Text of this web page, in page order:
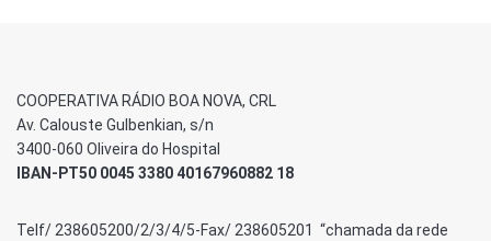
COOPERATIVA RÁDIO BOA NOVA, CRL
Av. Calouste Gulbenkian, s/n
3400-060 Oliveira do Hospital
IBAN-PT50 0045 3380 40167960882 18
Telf/ 238605200/2/3/4/5-Fax/ 238605201 “chamada da rede